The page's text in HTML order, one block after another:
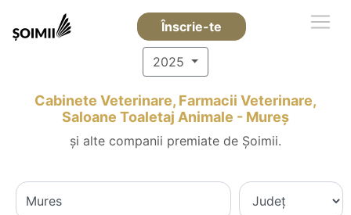
Înscrie-te
2025
Cabinete Veterinare, Farmacii Veterinare,
Saloane Toaletaj Animale - Mureş
și alte companii premiate de Șoimii.